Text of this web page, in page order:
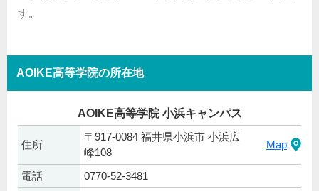
す。
AOIKE高等学院の所在地
AOIKE高等学院 小浜キャンパス
住所
〒917-0084 福井県小浜市 小浜広
峰108
Map
電話
0770-52-3481